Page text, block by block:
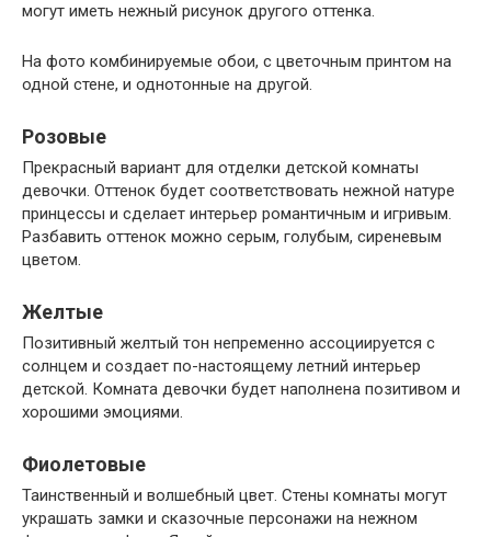
могут иметь нежный рисунок другого оттенка.
На фото комбинируемые обои, с цветочным принтом на
одной стене, и однотонные на другой.
Розовые
Прекрасный вариант для отделки детской комнаты
девочки. Оттенок будет соответствовать нежной натуре
принцессы и сделает интерьер романтичным и игривым.
Разбавить оттенок можно серым, голубым, сиреневым
цветом.
Желтые
Позитивный желтый тон непременно ассоциируется с
солнцем и создает по-настоящему летний интерьер
детской. Комната девочки будет наполнена позитивом и
хорошими эмоциями.
Фиолетовые
Таинственный и волшебный цвет. Стены комнаты могут
украшать замки и сказочные персонажи на нежном